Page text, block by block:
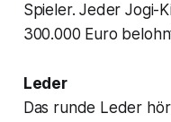
Spieler. Jeder Jogi-
300.000 Euro
Leder
Das runde Leder